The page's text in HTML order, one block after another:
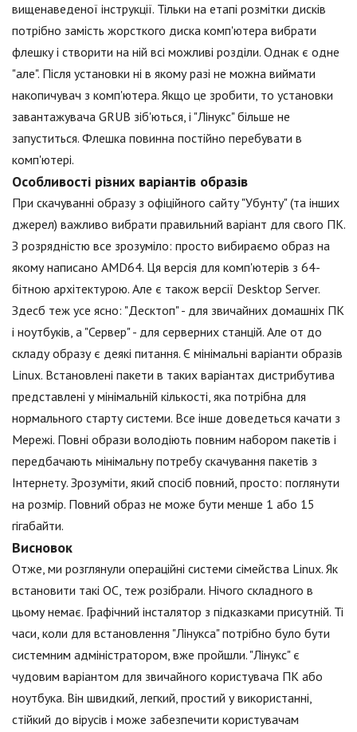
вищенаведеної інструкції. Тільки на етапі розмітки дисків
потрібно замість жорсткого диска комп'ютера вибрати
флешку і створити на ній всі можливі розділи. Однак є одне
"але". Після установки ні в якому разі не можна виймати
накопичувач з комп'ютера. Якщо це зробити, то установки
завантажувача GRUB зіб'ються, і "Лінукс" більше не
запуститься. Флешка повинна постійно перебувати в
комп'ютері.
Особливості різних варіантів образів
При скачуванні образу з офіційного сайту "Убунту" (та інших
джерел) важливо вибрати правильний варіант для свого ПК.
З розрядністю все зрозуміло: просто вибираємо образ на
якому написано AMD64. Ця версія для комп'ютерів з 64-
бітною архітектурою. Але є також версії Desktop Server.
Здесб теж усе ясно: "Десктоп" - для звичайних домашніх ПК
і ноутбуків, а "Сервер" - для серверних станцій. Але от до
складу образу є деякі питання. Є мінімальні варіанти образів
Linux. Встановлені пакети в таких варіантах дистрибутива
представлені у мінімальній кількості, яка потрібна для
нормального старту системи. Все інше доведеться качати з
Мережі. Повні образи володіють повним набором пакетів і
передбачають мінімальну потребу скачування пакетів з
Інтернету. Зрозуміти, який спосіб повний, просто: поглянути
на розмір. Повний образ не може бути менше 1 або 15
гігабайти.
Висновок
Отже, ми розглянули операційні системи сімейства Linux. Як
встановити такі ОС, теж розібрали. Нічого складного в
цьому немає. Графічний інсталятор з підказками присутній. Ті
часи, коли для встановлення "Лінукса" потрібно було бути
системним адміністратором, вже пройшли. "Лінукс" є
чудовим варіантом для звичайного користувача ПК або
ноутбука. Він швидкий, легкий, простий у використанні,
стійкий до вірусів і може забезпечити користувачам